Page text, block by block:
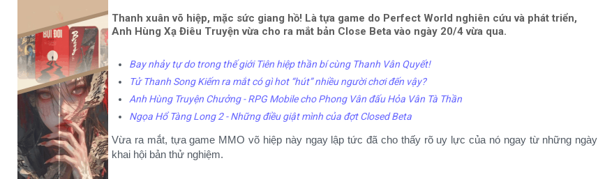
Thanh xuân võ hiệp, mặc sức giang hồ! Là tựa game do Perfect World nghiên cứu và phát triển,
Anh Hùng Xạ Điêu Truyện vừa cho ra mắt bản Close Beta vào ngày 20/4 vừa qua.
Bay nhảy tự do trong thế giới Tiên hiệp thần bí cùng Thanh Vân Quyết!
Tử Thanh Song Kiếm ra mắt có gì hot “hút” nhiều người chơi đến vậy?
Anh Hùng Truyện Chưởng - RPG Mobile cho Phong Vân đấu Hỏa Vân Tà Thần
Ngọa Hổ Tàng Long 2 - Những điều giật mình của đợt Closed Beta
Vừa ra mắt, tựa game MMO võ hiệp này ngay lập tức đã cho thấy rõ uy lực của nó ngay từ những ngày
khai hội bản thử nghiệm.